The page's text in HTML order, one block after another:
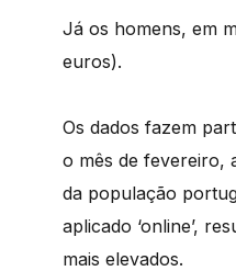
Já os homens, em
euros).
Os dados fazem
o mês de fevereiro,
da população
aplicado ‘online’,
mais elevados.